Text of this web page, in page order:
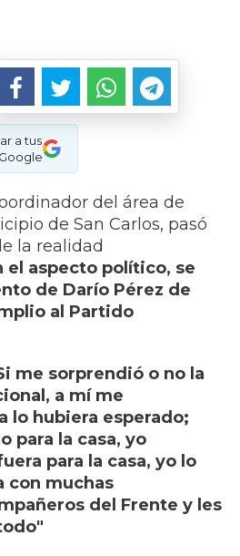
a tus
del área de
de San Carlos, pasó
la realidad
el aspecto político, se
de Darío Pérez de
al Partido
me sorprendió o no la
a mí me
lo hubiera esperado;
para la casa, yo
para la casa, yo lo
con muchas
del Frente y les